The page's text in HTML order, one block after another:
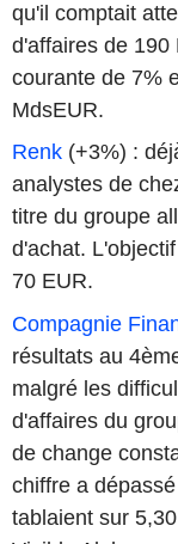
qu'il comptait
d'affaires de 190
courante de 7%
MdsEUR.
Renk (+3%) :
analystes de
titre du groupe
d'achat.
70 EUR.
Compagnie
résultats au
malgré les
d'affaires du
de change
chiffre a
tablaient sur